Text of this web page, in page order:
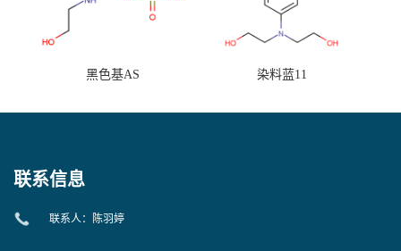
黑色基AS 染料蓝11
联系信息
联系人：陈羽婷